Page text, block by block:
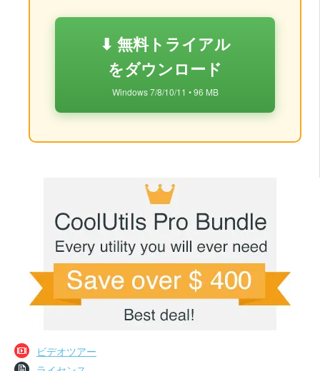
⬇ 無料トライアル
をダウンロード
Windows 7/8/10/11 • 96 MB
ビデオツアー